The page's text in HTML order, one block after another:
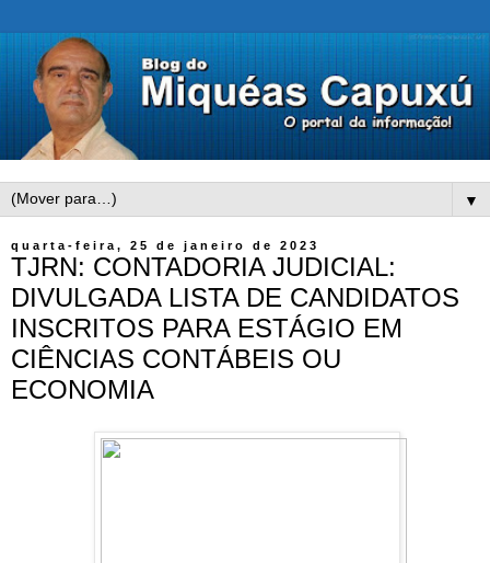
▼
quarta-feira, 25 de janeiro de 2023
TJRN: CONTADORIA JUDICIAL:
DIVULGADA LISTA DE CANDIDATOS
INSCRITOS PARA ESTÁGIO EM
CIÊNCIAS CONTÁBEIS OU
ECONOMIA